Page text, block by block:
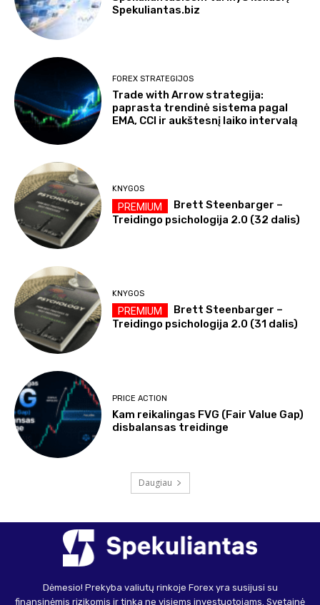
Spekuliantas.biz
FOREX STRATEGIJOS
Trade with Arrow strategija:
paprasta trendinė sistema pagal
EMA, CCI ir aukštesnį laiko intervalą
KNYGOS
Brett Steenbarger –
Treidingo psichologija 2.0 (32 dalis)
KNYGOS
Brett Steenbarger –
Treidingo psichologija 2.0 (31 dalis)
PRICE ACTION
Kam reikalingas FVG (Fair Value Gap)
disbalansas treidinge
Daugiau
Dėmesio! Prekyba valiutų rinkoje Forex yra susijusi su
finansinėmis rizikomis ir tinka ne visiems investuotojams. Svetainė